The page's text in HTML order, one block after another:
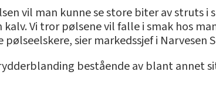
vil man kunne se store biter av
Vi tror pølsene vil falle i smak hos
sier markedssjef i Narvesen
bestående av blant annet